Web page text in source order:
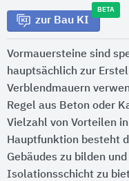
zur Bau KI
BETA
Vormauersteine sind
hauptsächlich zur
Verblendmauern
Regel aus Beton oder
Vielzahl von Vorteilen
Hauptfunktion besteht
Gebäudes zu bilden
Isolationsschicht zu